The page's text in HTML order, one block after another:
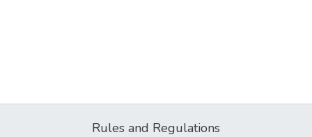
Rules and Regulations